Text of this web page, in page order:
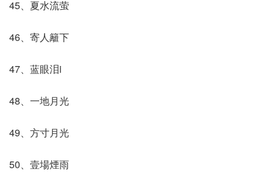
45、夏水流萤
46、寄人籬下
47、蓝眼泪i
48、一地月光
49、方寸月光
50、壹場煙雨